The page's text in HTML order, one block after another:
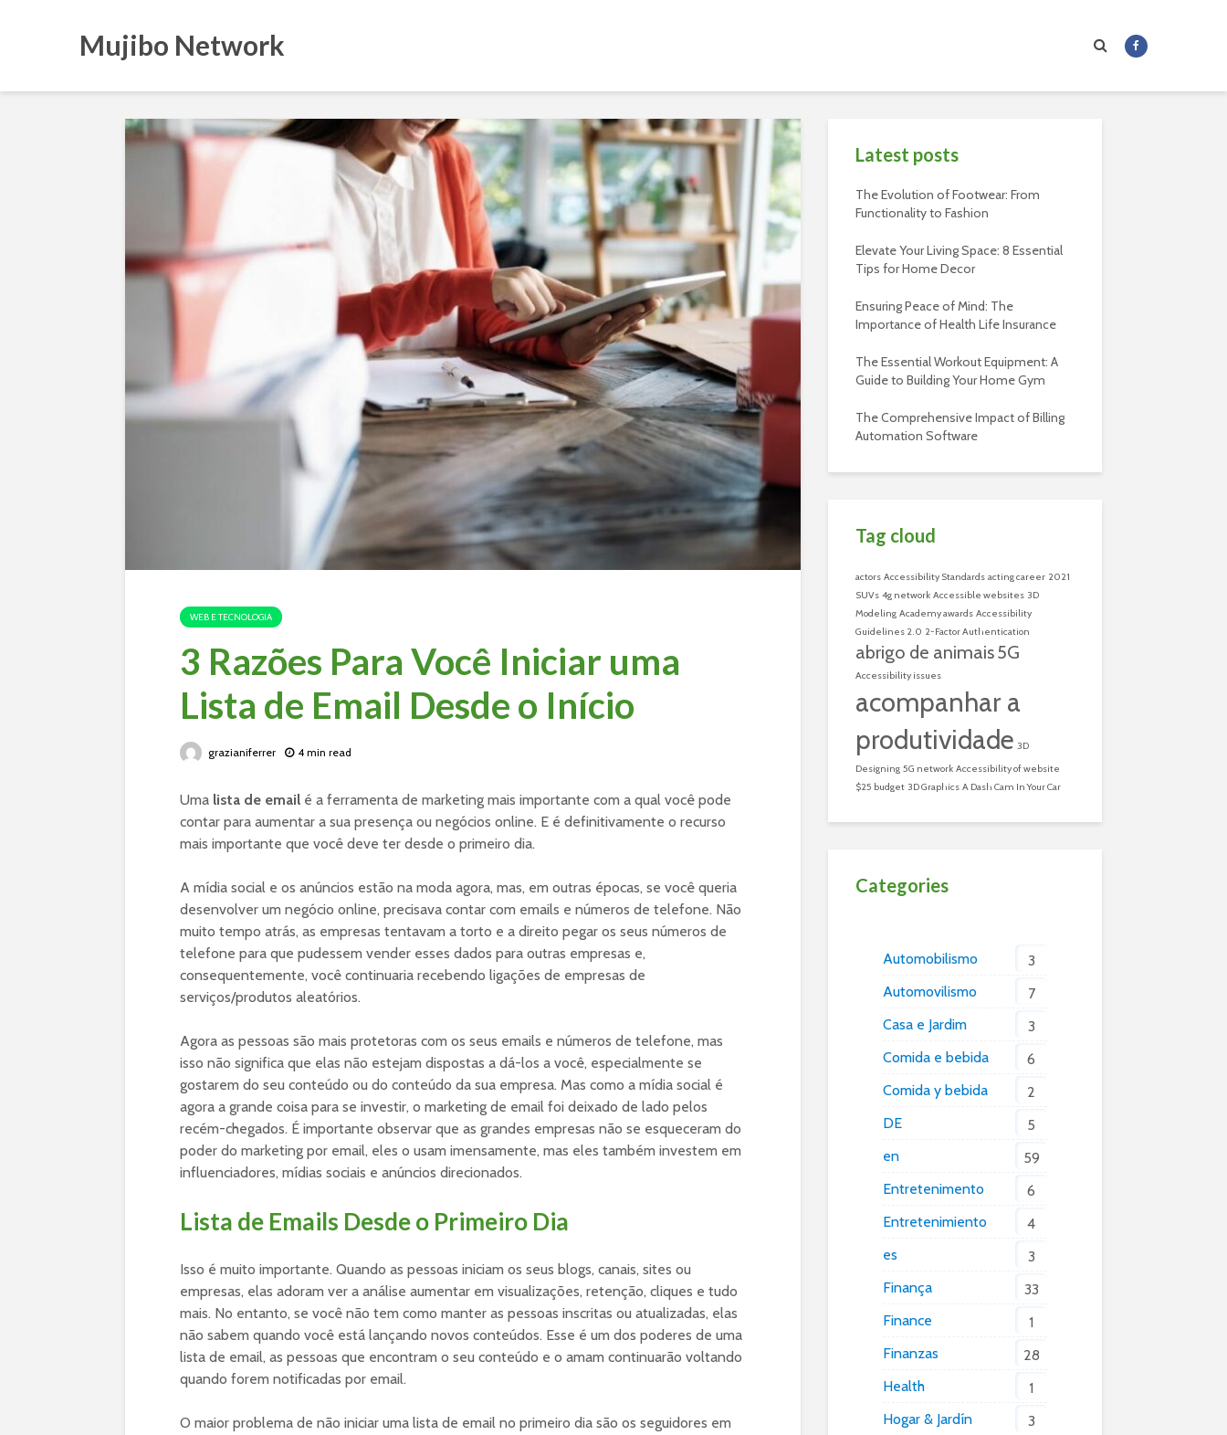
Mujibo Network
WEB E TECNOLOGIA
3 Razões Para Você Iniciar uma
Lista de Email Desde o Início
grazianiferrer 4 min read
Uma lista de email é a ferramenta de marketing mais importante com a qual você pode
contar para aumentar a sua presença ou negócios online. E é definitivamente o recurso
mais importante que você deve ter desde o primeiro dia.
A mídia social e os anúncios estão na moda agora, mas, em outras épocas, se você queria
desenvolver um negócio online, precisava contar com emails e números de telefone. Não
muito tempo atrás, as empresas tentavam a torto e a direito pegar os seus números de
telefone para que pudessem vender esses dados para outras empresas e,
consequentemente, você continuaria recebendo ligações de empresas de
serviços/produtos aleatórios.
Agora as pessoas são mais protetoras com os seus emails e números de telefone, mas
isso não significa que elas não estejam dispostas a dá-los a você, especialmente se
gostarem do seu conteúdo ou do conteúdo da sua empresa. Mas como a mídia social é
agora a grande coisa para se investir, o marketing de email foi deixado de lado pelos
recém-chegados. É importante observar que as grandes empresas não se esqueceram do
poder do marketing por email, eles o usam imensamente, mas eles também investem em
influenciadores, mídias sociais e anúncios direcionados.
Lista de Emails Desde o Primeiro Dia
Isso é muito importante. Quando as pessoas iniciam os seus blogs, canais, sites ou
empresas, elas adoram ver a análise aumentar em visualizações, retenção, cliques e tudo
mais. No entanto, se você não tem como manter as pessoas inscritas ou atualizadas, elas
não sabem quando você está lançando novos conteúdos. Esse é um dos poderes de uma
lista de email, as pessoas que encontram o seu conteúdo e o amam continuarão voltando
quando forem notificadas por email.
O maior problema de não iniciar uma lista de email no primeiro dia são os seguidores em
Latest posts
The Evolution of Footwear: From
Functionality to Fashion
Elevate Your Living Space: 8 Essential
Tips for Home Decor
Ensuring Peace of Mind: The
Importance of Health Life Insurance
The Essential Workout Equipment: A
Guide to Building Your Home Gym
The Comprehensive Impact of Billing
Automation Software
Tag cloud
actors Accessibility Standards acting career 2021
SUVs 4g network Accessible websites 3D
Modeling Academy awards Accessibility
Guidelines 2.0 2-Factor Authentication
abrigo de animais5G
Accessibility issues
acompanhar a
produtividade 3D
Designing 5G network Accessibility of website
$25 budget 3D Graphics A Dash Cam In Your Car
Categories
Automobilismo
3
Automovilismo
7
Casa e Jardim
3
Comida e bebida
6
Comida y bebida
2
DE
5
en
59
Entretenimento
6
Entretenimiento
4
es
3
Finança
33
Finance
1
Finanzas
28
Health
1
Hogar & Jardín
3